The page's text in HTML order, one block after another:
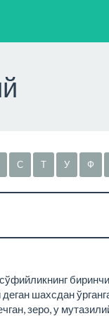
С Т У Ф
шахсдан
зеро, у